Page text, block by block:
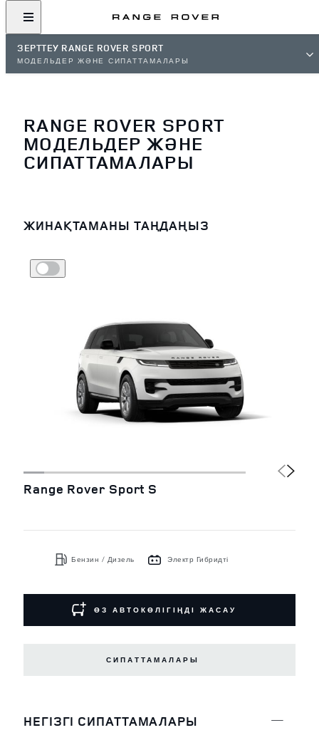
ЗЕРТТЕУ RANGE ROVER SPORT
МОДЕЛЬДЕР ЖӘНЕ СИПАТТАМАЛАРЫ
RANGE ROVER SPORT
МОДЕЛЬДЕР ЖӘНЕ
СИПАТТАМАЛАРЫ
ЖИНАҚТАМАНЫ ТАҢДАҢЫЗ
Range Rover Sport S
Бензин / Дизель Электр Гибридті
ӨЗ АВТОКӨЛІГІҢДІ ЖАСАУ
СИПАТТАМАЛАРЫ
НЕГІЗГІ СИПАТТАМАЛАРЫ